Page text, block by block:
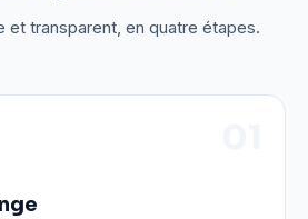
et transparent, en quatre étapes.